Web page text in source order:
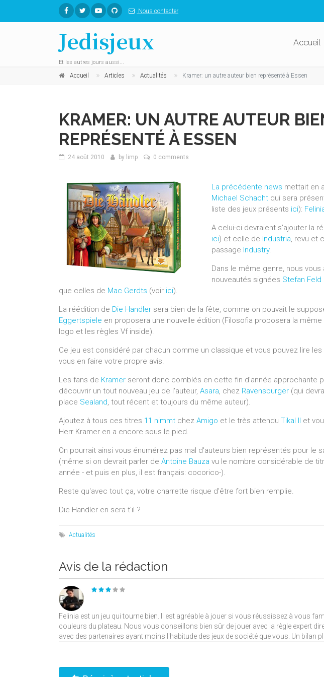
Nous contacter
Jedisjeux
Et les autres jours aussi...
Accueil
Accueil Articles Actualités Kramer: un autre auteur bien représenté à Essen
KRAMER: UN AUTRE AUTEUR
REPRÉSENTÉ À ESSEN
24 août 2010 by limp 0 comments
La précédente news mettait en
Michael Schacht qui sera
liste des jeux présents ici):
A celui-ci devraient s'ajouter la
ici) et celle de Industria, revu et
passage Industry.
Dans le même genre, nous vous
nouveautés signées Stefan Feld
que celles de Mac Gerdts (voir ici).
La réédition de Die Handler sera bien de la fête, comme on pouvait le
Eggertspiele en proposera une nouvelle édition (Filosofia proposera la
logo et les règles Vf inside).
Ce jeu est considéré par chacun comme un classique et vous pouvez lire
vous en faire votre propre avis.
Les fans de Kramer seront donc comblés en cette fin d'année approchante
découvrir un tout nouveau jeu de l'auteur, Asara, chez Ravensburger (qui
place Sealand, tout récent et toujours du même auteur).
Ajoutez à tous ces titres 11 nimmt chez Amigo et le très attendu Tikal II et
Herr Kramer en a encore sous le pied.
On pourrait ainsi vous énumérez pas mal d'auteurs bien représentés pour le
(même si on devrait parler de Antoine Bauza vu le nombre considérable de
année - et puis en plus, il est français: cocorico-).
Reste qu'avec tout ça, votre charrette risque d'être fort bien remplie.
Die Handler en sera t'il ?
Actualités
Avis de la rédaction
Felinia est un jeu qui tourne bien. Il est agréable à jouer si vous réussissez à vous
couleurs du plateau. Nous vous conseillons bien sûr de jouer avec la règle expert
avec des partenaires ayant moins l'habitude des jeux de société que vous. Un bilan